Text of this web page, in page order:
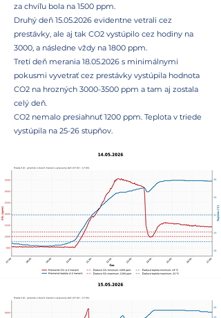
za chvíľu bola na 1500 ppm.
Druhý deň 15.05.2026 evidentne vetrali cez
prestávky, ale aj tak CO2 vystúpilo cez hodiny na
3000, a následne vždy na 1800 ppm.
Tretí deň merania 18.05.2026 s minimálnymi
pokusmi vyvetrať cez prestávky vystúpila hodnota
CO2 na hrozných 3000-3500 ppm a tam aj zostala
celý deň.
CO2 nemalo presiahnuť 1200 ppm. Teplota v triede
vystúpila na 25-26 stupňov.